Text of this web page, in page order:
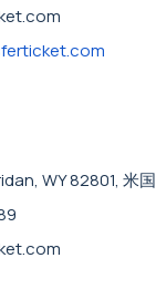
WY 82801, 米国